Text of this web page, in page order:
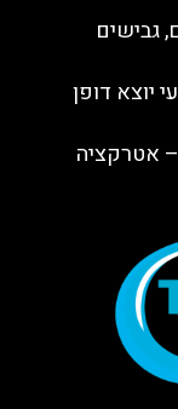
גבישים
יוצא דופן
– אטרקציה